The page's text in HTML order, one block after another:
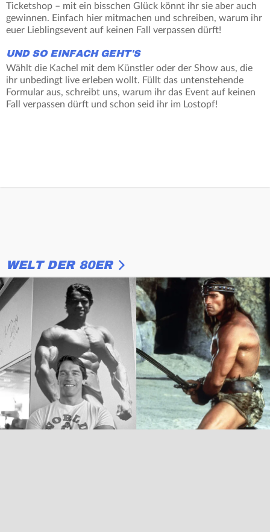
Ticketshop – mit ein bisschen Glück könnt ihr sie aber auch
gewinnen. Einfach hier mitmachen und schreiben, warum ihr
euer Lieblingsevent auf keinen Fall verpassen dürft!
UND SO EINFACH GEHT'S
Wählt die Kachel mit dem Künstler oder der Show aus, die
ihr unbedingt live erleben wollt. Füllt das untenstehende
Formular aus, schreibt uns, warum ihr das Event auf keinen
Fall verpassen dürft und schon seid ihr im Lostopf!
WELT DER 80ER